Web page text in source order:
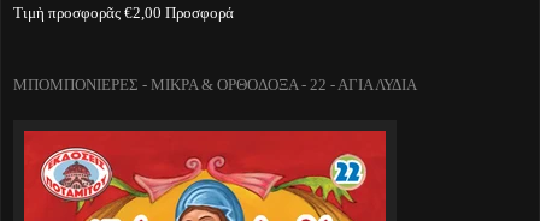
Τιμὴ προσφορᾶς €2,00 Προσφορά
ΜΠΟΜΠΟΝΙΕΡΕΣ - ΜΙΚΡΑ & ΟΡΘΟΔΟΞΑ - 22 - ΑΓΙΑ ΛΥΔΙΑ